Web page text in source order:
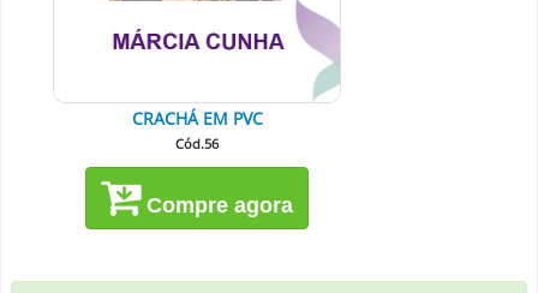
CRACHÁ EM PVC
Cód.56
Compre agora